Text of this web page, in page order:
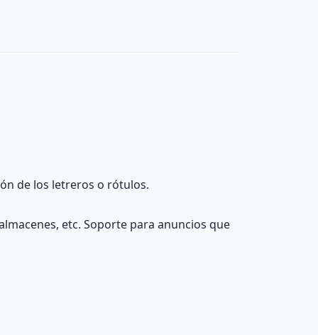
de los letreros o rótulos.
etc. Soporte para anuncios que